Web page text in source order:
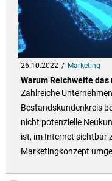
26.10.2022 Marketing
Warum Reichweite
Zahlreiche
Bestandskundenkreis
nicht potenzielle
ist, im Internet sichtbar
Marketingkonzept